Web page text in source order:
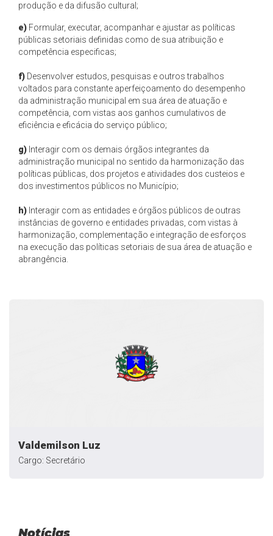
produção e da difusão cultural;
e) Formular, executar, acompanhar e ajustar as políticas
públicas setoriais definidas como de sua atribuição e
competência especificas;
f) Desenvolver estudos, pesquisas e outros trabalhos
voltados para constante aperfeiçoamento do desempenho
da administração municipal em sua área de atuação e
competência, com vistas aos ganhos cumulativos de
eficiência e eficácia do serviço público;
g) Interagir com os demais órgãos integrantes da
administração municipal no sentido da harmonização das
políticas públicas, dos projetos e atividades dos custeios e
dos investimentos públicos no Município;
h) Interagir com as entidades e órgãos públicos de outras
instâncias de governo e entidades privadas, com vistas à
harmonização, complementação e integração de esforços
na execução das políticas setoriais de sua área de atuação e
abrangência.
Valdemilson Luz
Cargo: Secretário